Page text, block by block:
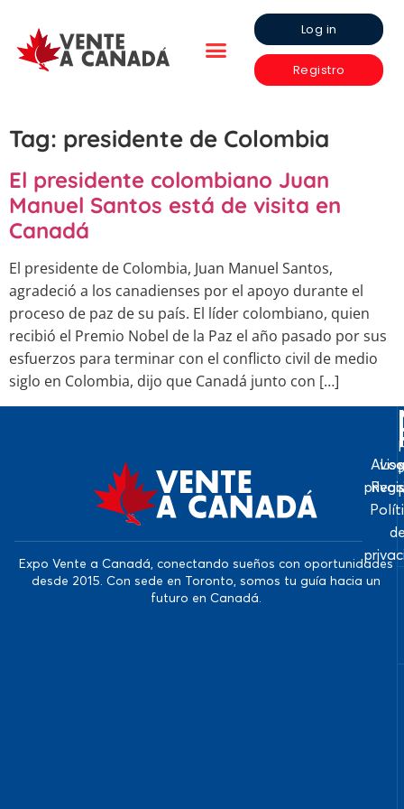
Log in
Registro
Tag: presidente de Colombia
El presidente colombiano Juan
Manuel Santos está de visita en
Canadá
El presidente de Colombia, Juan Manuel Santos,
agradeció a los canadienses por el apoyo durante el
proceso de paz de su país. El líder colombiano, quien
recibió el Premio Nobel de la Paz el año pasado por sus
esfuerzos para terminar con el conflicto civil de medio
siglo en Colombia, dijo que Canadá junto con […]
Expo Vente a Canadá, conectando sueños con oportunidades
desde 2015. Con sede en Toronto, somos tu guía hacia un
futuro en Canadá.